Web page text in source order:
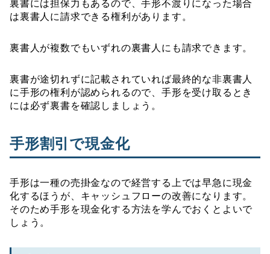
裏書には担保力もあるので、手形不渡りになった場合
は裏書人に請求できる権利があります。
裏書人が複数でもいずれの裏書人にも請求できます。
裏書が途切れずに記載されていれば最終的な非裏書人
に手形の権利が認められるので、手形を受け取るとき
には必ず裏書を確認しましょう。
手形割引で現金化
手形は一種の売掛金なので経営する上では早急に現金
化するほうが、キャッシュフローの改善になります。
そのため手形を現金化する方法を学んでおくとよいで
しょう。